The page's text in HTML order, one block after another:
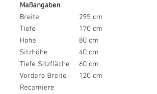
Maßangaben
Breite
295 cm
Tiefe
170 cm
Höhe
80 cm
Sitzhöhe
40 cm
Tiefe Sitzfläche
60 cm
Vordere Breite
Recamiere
120 cm